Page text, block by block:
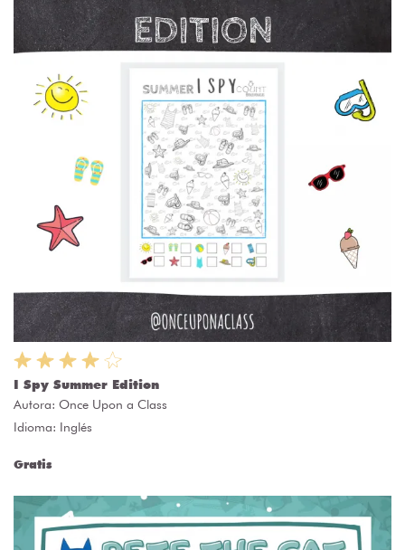
I Spy Summer Edition
Autora: Once Upon a Class
Idioma: Inglés
Gratis